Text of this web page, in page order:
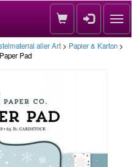
aller Art > Papier & Karton >
Pad